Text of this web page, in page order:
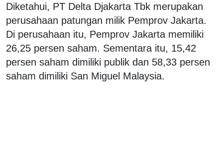
Diketahui, PT Delta Djakarta Tbk merupakan
perusahaan patungan milik Pemprov Jakarta.
Di perusahaan itu, Pemprov Jakarta memiliki
26,25 persen saham. Sementara itu, 15,42
persen saham dimiliki publik dan 58,33 persen
saham dimiliki San Miguel Malaysia.